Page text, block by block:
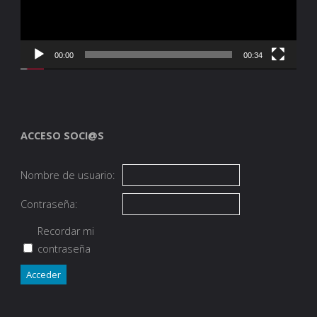
00:00 00:34
ACCESO SOCI@S
Nombre de usuario:
Contraseña:
Recordar mi
contraseña
Acceder